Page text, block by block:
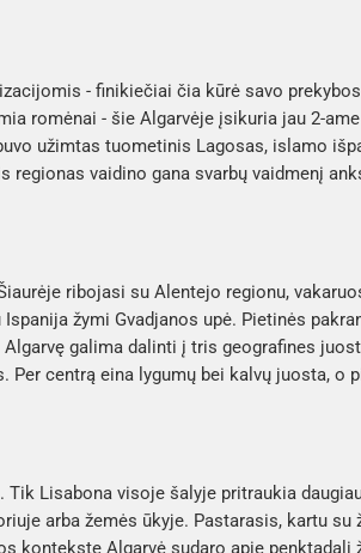
- finikiečiai čia kūrė savo
romėnai - šie Algarvėje įsikuria jau 2-ame
užimtas tuometinis Lagosas, islamo
vaidino gana svarbų vaidmenį
ribojasi su Alentejo regionu,
žymi Gvadjanos upė. Pietinės
galima dalinti į tris geografines
centrą eina lygumų bei kalvų juosta, o
Lisabona visoje šalyje pritraukia
arba žemės ūkyje. Pastarasis, kartu su
kontekste Algarvė sudaro apie penktadalį